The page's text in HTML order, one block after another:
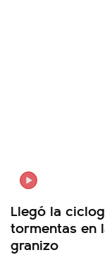
Llegó la
tormentas en
granizo